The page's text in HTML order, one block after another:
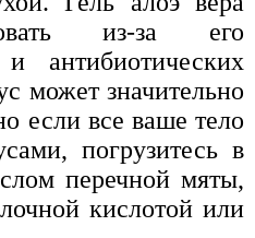
из-за его
и антибиотических
может значительно
если все ваше тело
погрузитесь в
перечной мяты,
кислотой или